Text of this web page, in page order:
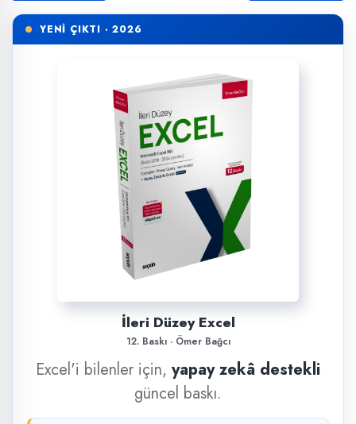
YENİ ÇIKTI · 2026
İleri Düzey Excel
12. Baskı · Ömer Bağcı
Excel'i bilenler için, yapay zekâ destekli
güncel baskı.